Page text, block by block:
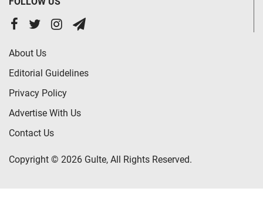
About Us
Editorial Guidelines
Privacy Policy
Advertise With Us
Contact Us
Copyright © 2026 Gulte, All Rights Reserved.